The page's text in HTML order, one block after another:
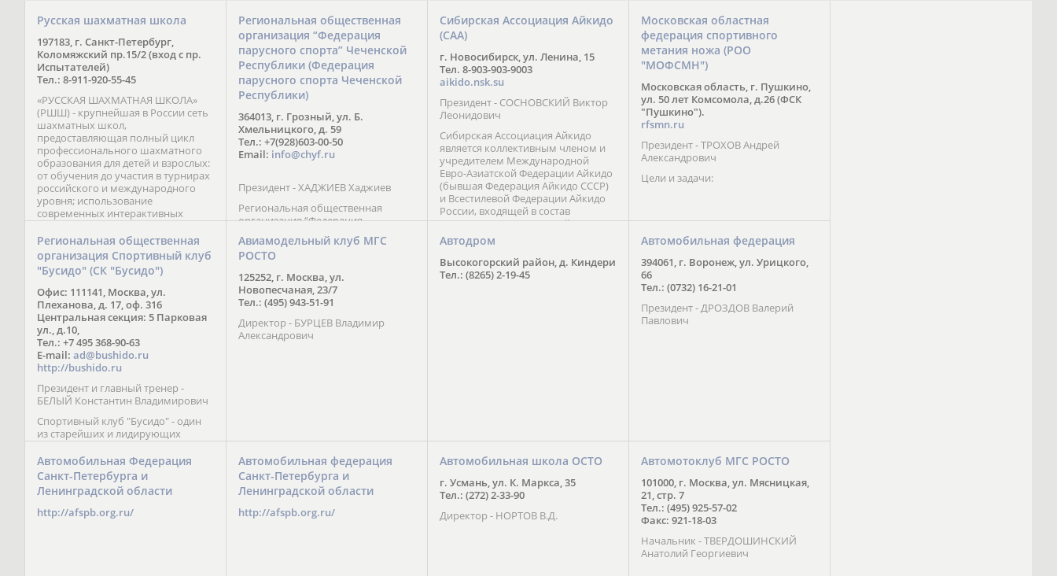
Русская шахматная школа
197183, г. Санкт-Петербург,
Коломяжский пр.15/2 (вход с пр.
Испытателей)
Тел.: 8-911-920-55-45
«РУССКАЯ ШАХМАТНАЯ ШКОЛА»
(РШШ) - крупнейшая в России сеть
шахматных школ,
предоставляющая полный цикл
профессионального шахматного
образования для детей и взрослых:
от обучения до участия в турнирах
российского и международного
уровня; использование
современных интерактивных
методик подачи материала;
обучение на русском и английском
языках; специалисты с опытом
преподавания более 20 лет;
направленность на общее
развитие ребенка: проведение
творческих мастер-классов, уроков
по истории и литературе,
организация регулярных
шахматных сборов на спортивных
базах и в детских лагерях,
проведение встреч с выдающимися
шахматистами; корпоративное
обучение; онлайн обучение в
форме вебинаров и
индивидуальных занятий, круглые
столы российских и
международных тренеров,
трансляция мероприятий и
турниров.
Региональная общественная
организация “Федерация
парусного спорта” Чеченской
Республики (Федерация
парусного спорта Чеченской
Республики)
364013, г. Грозный, ул. Б.
Хмельницкого, д. 59
Тел.: +7(928)603-00-50
Email: info@chyf.ru
Президент - ХАДЖИЕВ Хаджиев
Региональная общественная
организация “Федерация
парусного спорта” Чеченской
Республики начала свою
деятельность в декабре 2016 года.
Миссия федерации состоит в
популяризации парусного спорта,
привлечении и содействии
развитию спорта в этом регионе и
спортсменов на российских и
международных соревнованиях.
Сибирская Ассоциация Айкидо
(САА)
г. Новосибирск, ул. Ленина, 15
Тел. 8-903-903-9003
aikido.nsk.su
Президент - СОСНОВСКИЙ Виктор
Леонидович
Сибирская Ассоциация Айкидо
является коллективным членом и
учредителем Международной
Евро-Азиатской Федерации Айкидо
(бывшая Федерация Айкидо СССР)
и Всестилевой Федерации Айкидо
России, входящей в состав
Национального Совета Айкидо
России, президентом которого
является С. В. Киреенко
Московская областная
федерация спортивного
метания ножа (РОО
"МОФСМН")
Московская область, г. Пушкино,
ул. 50 лет Комсомола, д.26 (ФСК
"Пушкино").
rfsmn.ru
Президент - ТРОХОВ Андрей
Александрович
Цели и задачи:
Региональная общественная
организация Спортивный клуб
"Бусидо" (СК "Бусидо")
Офис: 111141, Москва, ул.
Плеханова, д. 17, оф. 316
Центральная секция: 5 Парковая
ул., д.10,
Тел.: +7 495 368-90-63
E-mail: ad@bushido.ru
http://bushido.ru
Президент и главный тренер -
БЕЛЫЙ Константин Владимирович
Спортивный клуб "Бусидо" - один
из старейших и лидирующих
клубов России, изучающих и
развивающих различные боевые
искусства и, прежде всего, каратэ
Кёкусинкай - первого в мире стиля
контактного каратэ, получившего
огромное развитие во всем
мире. Однако, спектр интересов
Авиамодельный клуб МГС
РОСТО
125252, г. Москва, ул.
Новопесчаная, 23/7
Тел.: (495) 943-51-91
Директор - БУРЦЕВ Владимир
Александрович
Автодром
Высокогорский район, д. Киндери
Тел.: (8265) 2-19-45
Автомобильная федерация
394061, г. Воронеж, ул. Урицкого,
66
Тел.: (0732) 16-21-01
Президент - ДРОЗДОВ Валерий
Павлович
Автомобильная Федерация
Санкт-Петербурга и
Ленинградской области
http://afspb.org.ru/
Автомобильная федерация
Санкт-Петербурга и
Ленинградской области
http://afspb.org.ru/
Автомобильная школа ОСТО
г. Усмань, ул. К. Маркса, 35
Тел.: (272) 2-33-90
Директор - НОРТОВ В.Д.
Автомотоклуб МГС РОСТО
101000, г. Москва, ул. Мясницкая,
21, стр. 7
Тел.: (495) 925-57-02
Факс: 921-18-03
Начальник - ТВЕРДОШИНСКИЙ
Анатолий Георгиевич